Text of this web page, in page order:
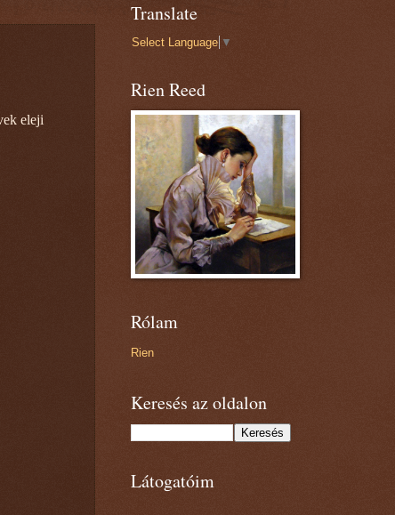
eleji
Translate
Select Language ▼
Rien Reed
Rólam
Rien
Keresés az oldalon
Látogatóim